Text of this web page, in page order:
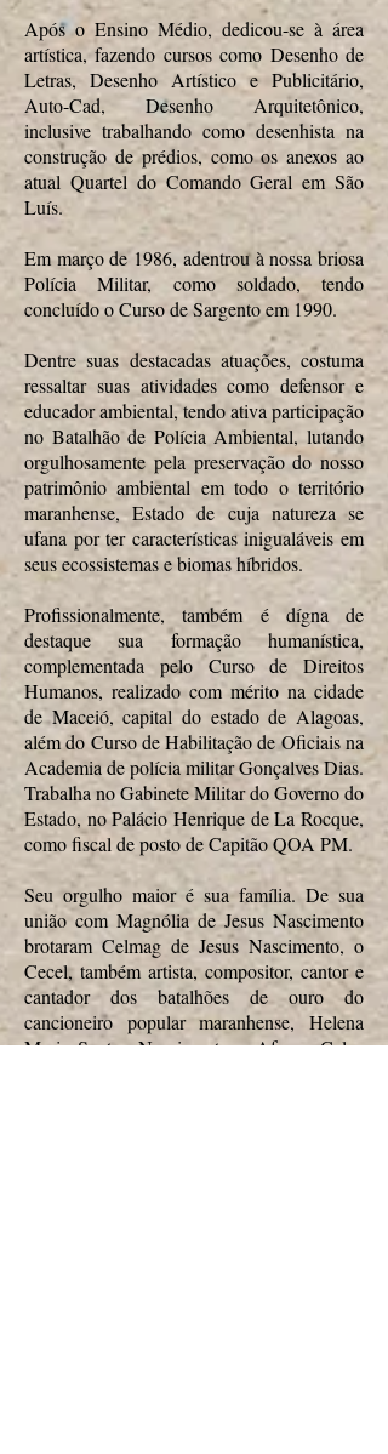
Após o Ensino Médio, dedicou-se à área
artística, fazendo cursos como Desenho de
Letras, Desenho Artístico e Publicitário,
Auto-Cad, Desenho Arquitetônico,
inclusive trabalhando como desenhista na
construção de prédios, como os anexos ao
atual Quartel do Comando Geral em São
Luís.
Em março de 1986, adentrou à nossa briosa
Polícia Militar, como soldado, tendo
concluído o Curso de Sargento em 1990.
Dentre suas destacadas atuações, costuma
ressaltar suas atividades como defensor e
educador ambiental, tendo ativa participação
no Batalhão de Polícia Ambiental, lutando
orgulhosamente pela preservação do nosso
patrimônio ambiental em todo o território
maranhense, Estado de cuja natureza se
ufana por ter características inigualáveis em
seus ecossistemas e biomas híbridos.
Profissionalmente, também é dígna de
destaque sua formação humanística,
complementada pelo Curso de Direitos
Humanos, realizado com mérito na cidade
de Maceió, capital do estado de Alagoas,
além do Curso de Habilitação de Oficiais na
Academia de polícia militar Gonçalves Dias.
Trabalha no Gabinete Militar do Governo do
Estado, no Palácio Henrique de La Rocque,
como fiscal de posto de Capitão QOA PM.
Seu orgulho maior é sua família. De sua
união com Magnólia de Jesus Nascimento
brotaram Celmag de Jesus Nascimento, o
Cecel, também artista, compositor, cantor e
cantador dos batalhões de ouro do
cancioneiro popular maranhense, Helena
Maria Santos Nascimento e Afonso Celso